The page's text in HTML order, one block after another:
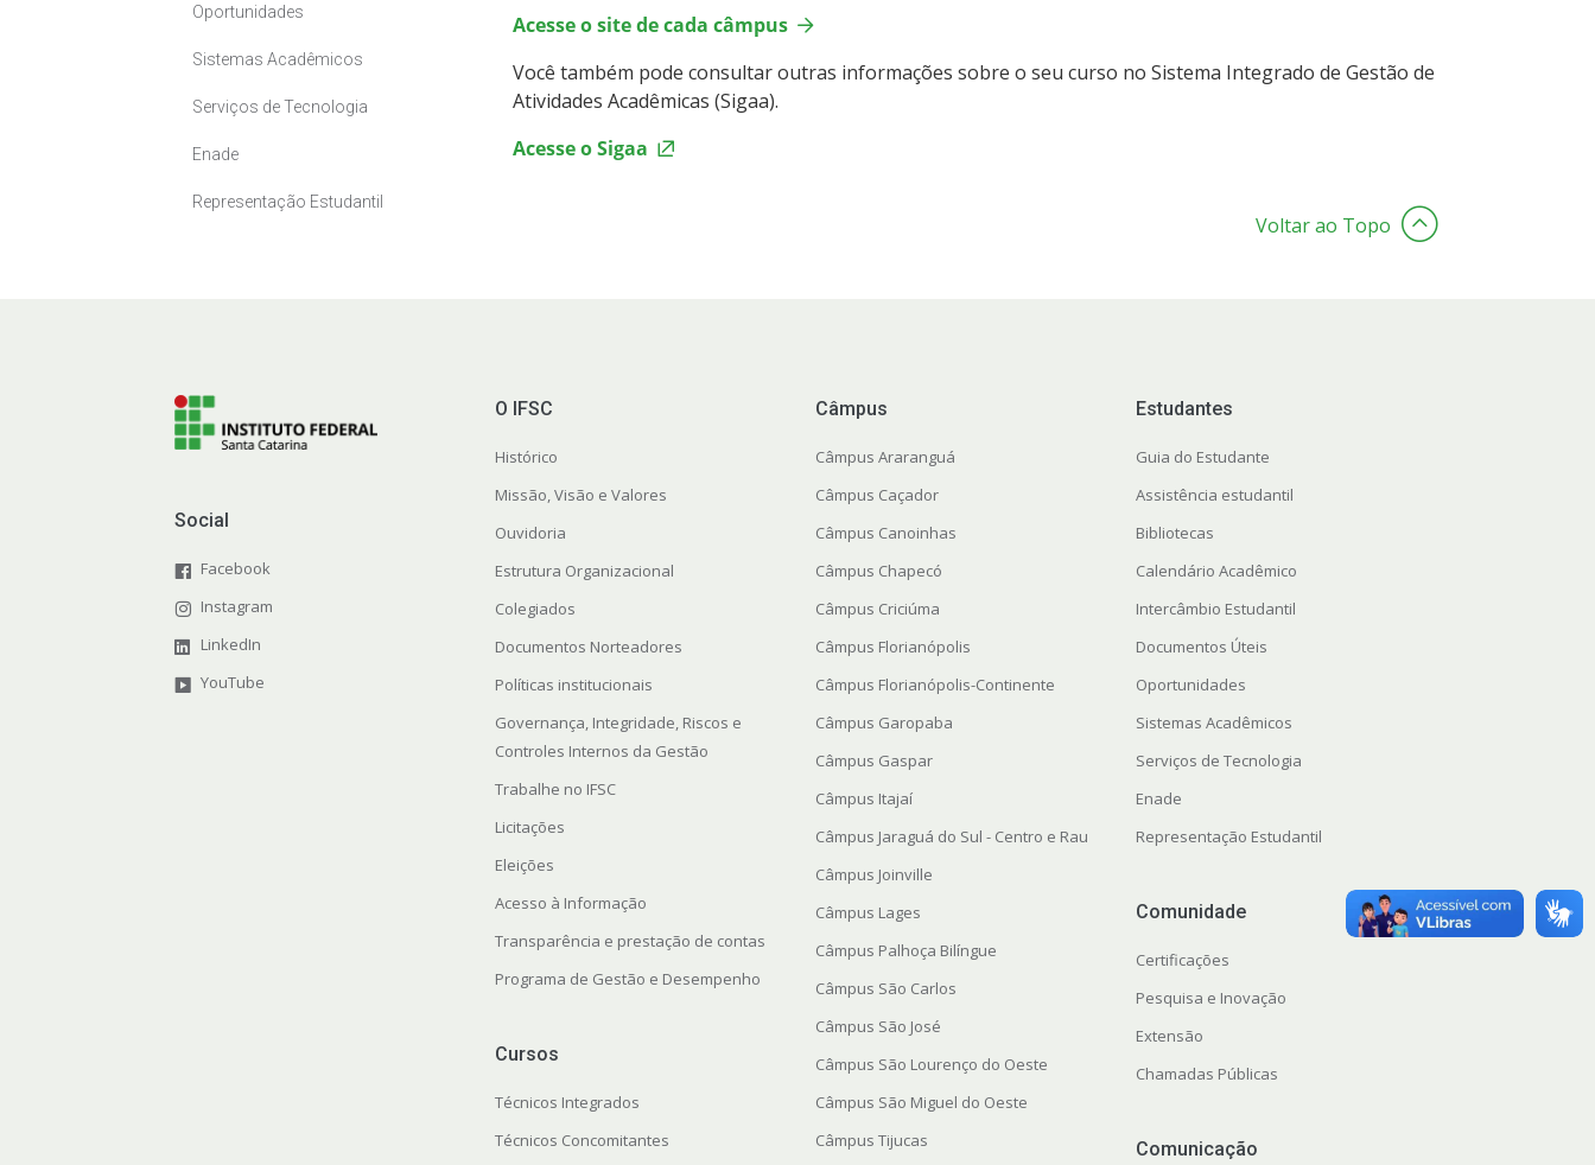
Oportunidades
Sistemas Acadêmicos
Serviços de Tecnologia
Enade
Representação Estudantil
Acesse o site de cada câmpus
Você também pode consultar outras informações sobre o seu curso no Sistema Integrado de Gestão de
Atividades Acadêmicas (Sigaa).
Acesse o Sigaa
Voltar ao Topo
Social
Facebook
Instagram
LinkedIn
YouTube
O IFSC
Histórico
Missão, Visão e Valores
Ouvidoria
Estrutura Organizacional
Colegiados
Documentos Norteadores
Políticas institucionais
Governança, Integridade, Riscos e
Controles Internos da Gestão
Trabalhe no IFSC
Licitações
Eleições
Acesso à Informação
Transparência e prestação de contas
Programa de Gestão e Desempenho
Cursos
Técnicos Integrados
Técnicos Concomitantes
Câmpus
Câmpus Araranguá
Câmpus Caçador
Câmpus Canoinhas
Câmpus Chapecó
Câmpus Criciúma
Câmpus Florianópolis
Câmpus Florianópolis-Continente
Câmpus Garopaba
Câmpus Gaspar
Câmpus Itajaí
Câmpus Jaraguá do Sul - Centro e Rau
Câmpus Joinville
Câmpus Lages
Câmpus Palhoça Bilíngue
Câmpus São Carlos
Câmpus São José
Câmpus São Lourenço do Oeste
Câmpus São Miguel do Oeste
Câmpus Tijucas
Estudantes
Guia do Estudante
Assistência estudantil
Bibliotecas
Calendário Acadêmico
Intercâmbio Estudantil
Documentos Úteis
Oportunidades
Sistemas Acadêmicos
Serviços de Tecnologia
Enade
Representação Estudantil
Comunidade
Certificações
Pesquisa e Inovação
Extensão
Chamadas Públicas
Comunicação